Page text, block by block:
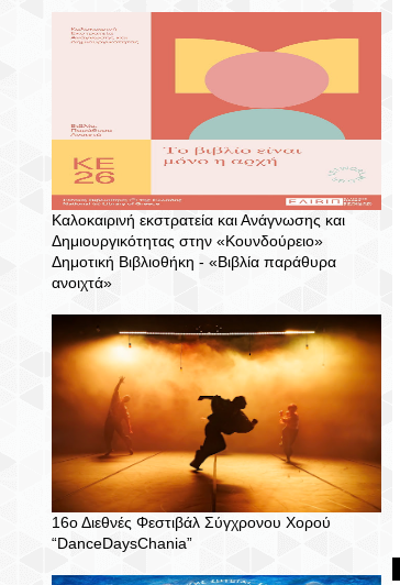
Καλοκαιρινή εκστρατεία και Ανάγνωσης και
Δημιουργικότητας στην «Κουνδούρειο»
Δημοτική Βιβλιοθήκη - «Βιβλία παράθυρα
ανοιχτά»
16ο Διεθνές Φεστιβάλ Σύγχρονου Χορού
“DanceDaysChania”